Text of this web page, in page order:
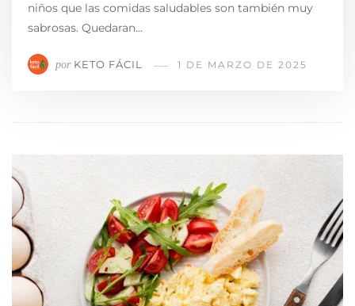
niños que las comidas saludables son también muy
sabrosas. Quedaran…
por KETO FÁCIL 1 DE MARZO DE 2025